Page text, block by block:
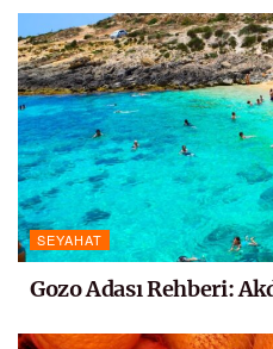
SEYAHAT
Gozo Adası Rehberi: